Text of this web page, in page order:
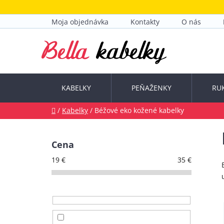
na
Moja objednávka
Kontakty O nás
KABELKY PEŇAŽENKY
Domov
/ Kabelky / Béžové eko kožené kabelky
B
Cena
19 € 35 €